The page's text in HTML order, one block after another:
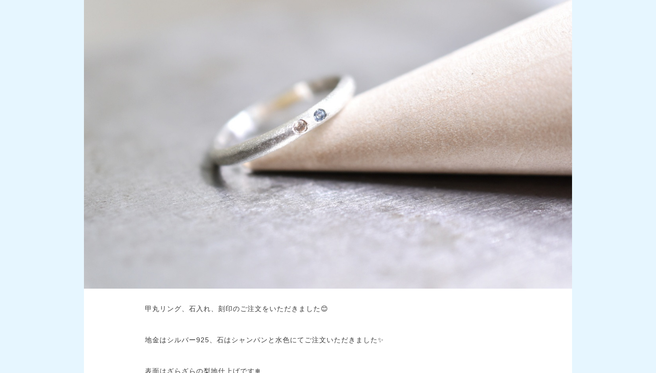
甲丸リング、石入れ、刻印のご注文をいただきました😊
地金はシルバー925、石はシャンパンと水色にてご注文いただきました✨
表面はざらざらの梨地仕上げです❄